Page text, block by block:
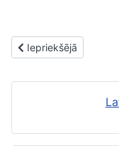
Iepriekšējais raksts:
Iepriekšējā